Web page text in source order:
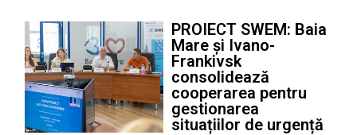
PROIECT SWEM: Baia
Mare și Ivano-
Frankivsk
consolidează
cooperarea pentru
gestionarea
situațiilor de urgență